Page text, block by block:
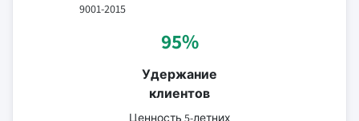
9001-2015
95%
Удержание
клиентов
Ценность 5-летних